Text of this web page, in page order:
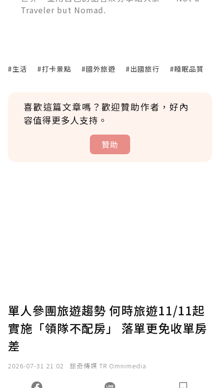
Traveler but Nomad.
#生活 #打卡景點 #國外旅遊 #出國旅行 #睡眠品質
喜歡這篇文章嗎？歡迎贊助作者，好內
容值得更多人支持。
贊助
確認送出
您當前剩餘 U 利點數：0點；前往 購買點數
單人參團旅遊趨勢 何時旅遊11/11起
實施「領隊不配房」 落單更免收單房
差
2026-07-31 21:02 旅奇傳媒 TR Omnimedia